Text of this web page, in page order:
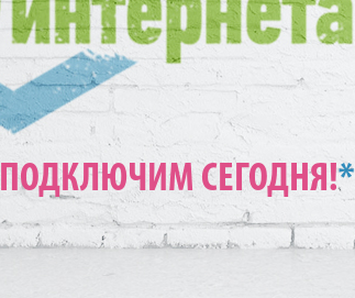
ПОДКЛЮЧИМ СЕГОДНЯ!*